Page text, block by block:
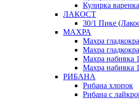
Кулирка варенка
ЛАКОСТ
30/1 Пике
МАХРА
Махра
Махра
Махра набивка
Махра набивка
РИБАНА
Рибана хлопок
Рибана с